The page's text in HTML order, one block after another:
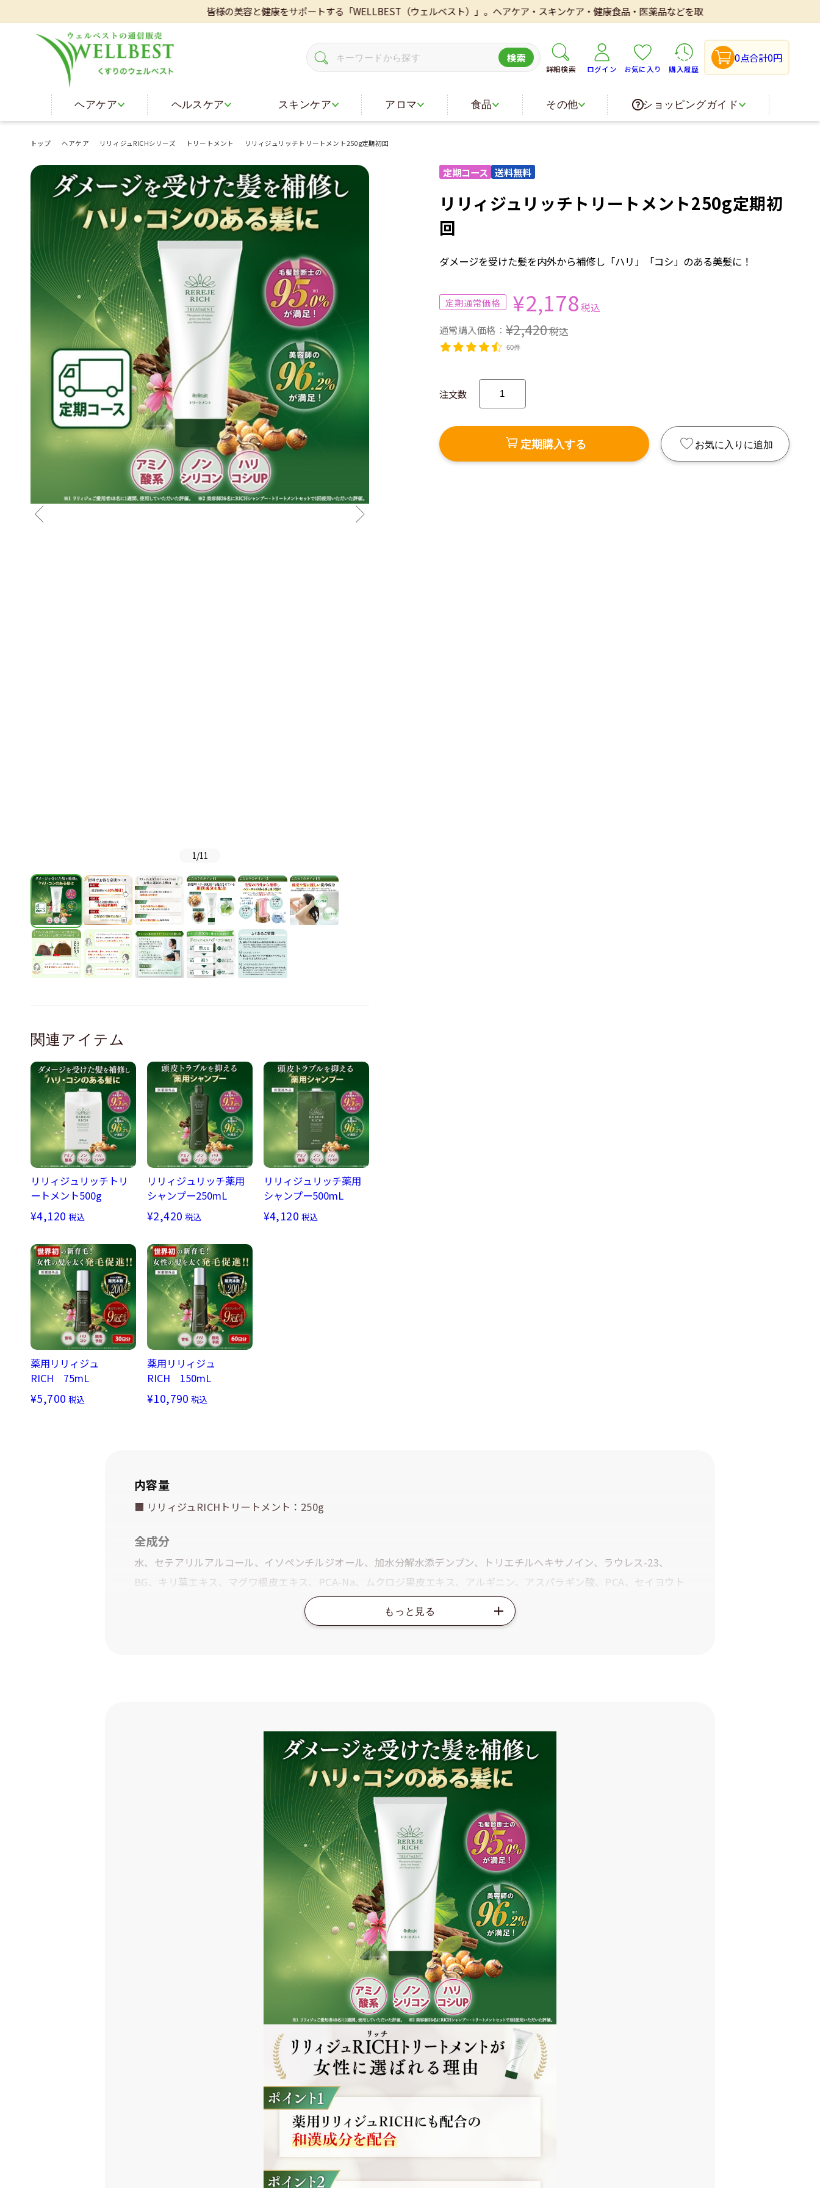
皆様の美容と健康をサポートする「WELLBEST（ウェルベスト）」。ヘアケア・スキンケア・健康食品・医薬品などを取り扱いしております。
詳細検索 ログイン お気に入り 購入履歴
0点合計0円
検索
ヘアケア ヘルスケア スキンケア アロマ 食品 その他 ショッピングガイド
トップ ヘアケア リリィジュRICHシリーズ トリートメント リリィジュリッチトリートメント250g定期初回
1/11
関連アイテム
リリィジュリッチトリ
ートメント500g
¥4,120 税込
リリィジュリッチ薬用
シャンプー250mL
¥2,420 税込
リリィジュリッチ薬用
シャンプー500mL
¥4,120 税込
薬用リリィジュ
RICH 75mL
¥5,700 税込
薬用リリィジュ
RICH 150mL
¥10,790 税込
リリィジュリッチトリートメント250g定期初
回
ダメージを受けた髪を内外から補修し「ハリ」「コシ」のある美髪に！
¥2,178 税込
¥2,420税込
60件
注文数
定期購入する お気に入りに追加
内容量
■ リリィジュRICHトリートメント：250g
全成分
水、セテアリルアルコール、イソペンチルジオール、加水分解水添デンプン、トリエチルヘキサノイン、ラウレス-23、
BG、キリ葉エキス、マグワ根皮エキス、PCA-Na、ムクロジ果皮エキス、アルギニン、アスパラギン酸、PCA、セイヨウト
チノキ種子エキス、グリシン、アラニン、ヒアルロン酸ヒドロキシプロピルトリモニウム、セリン、バリン、イソロイシ
ン、トレオニン、プロリン、ヒスチジン、フェニルアラニン、加水分解ケラチン（羊毛）、イソステアリルアルコール、ホ
頭皮に異常が生じていないかよく注意してください。頭皮にあわないときは、ご使用をおやめください。
使用中や使用後に、刺激等の異常があらわれたときは使用を中止し、皮膚科専門医等へのご相談をおすすめします。
目に入ったときは、直ちに洗い流してください。
高温多湿、直射日光のあたる場所に保管しないでください。
乳幼児の手の届かないところに置いてください。